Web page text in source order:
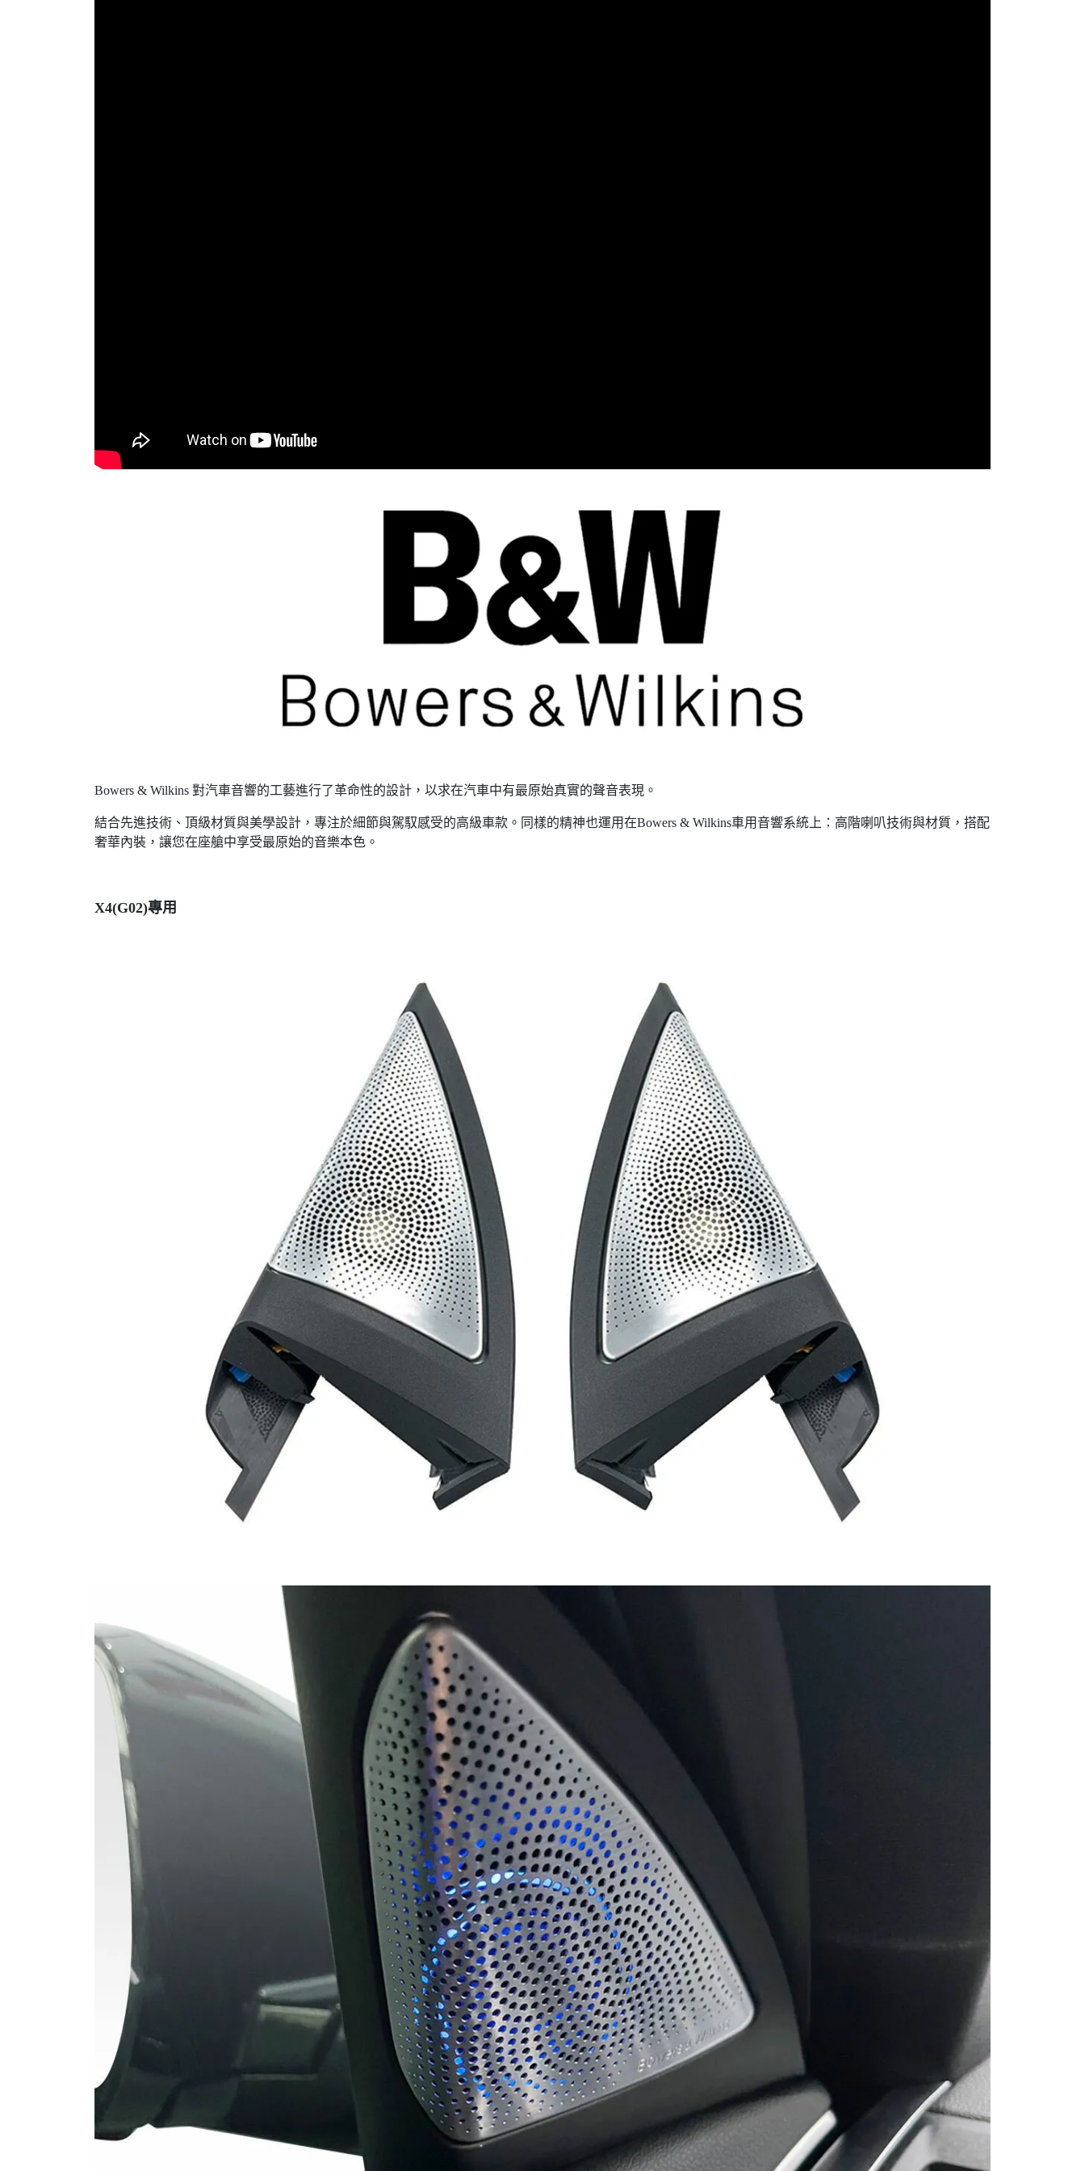
Bowers & Wilkins 對汽車音響的工藝進行了革命性的設計，以求在汽車中有最原始真實的聲音表現。
結合先進技術、頂級材質與美學設計，專注於細節與駕馭感受的高級車款。同樣的精神也運用在Bowers & Wilkins車用音響系統上：高階喇叭技術與材質，搭配
奢華內裝，讓您在座艙中享受最原始的音樂本色。
X4(G02)專用